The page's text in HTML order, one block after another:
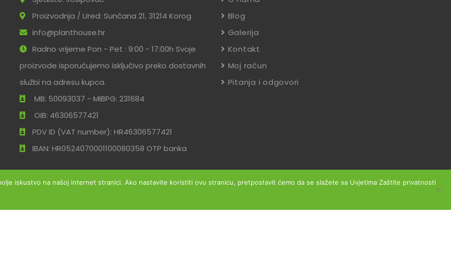
Proizvodnja / Ured: Sunčana 21, 31214 Korog
info@planthouse.hr
Radno vrijeme Pon - Pet : 9:00 - 17:00h Svoje
proizvode isporučujemo isključivo preko dostavnih
službi na adresu kupca.
MB: 50093037 - MIBPG: 231684
OIB: 46306577421
PDV ID (VAT number): HR46306577421
IBAN: HR0524070001100080358 OTP banka
Blog
Galerija
Kontakt
Moj račun
Pitanja i odgovori
iskustvo na našoj internet stranici. Ako nastavite koristiti ovu stranicu, pretpostavit ćemo da se slažete sa Uvjetima Zaštite privatnosti